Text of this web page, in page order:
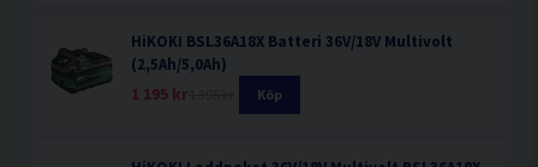
HiKOKI BSL36A18X Batteri 36V/18V Multivolt
(2,5Ah/5,0Ah)
1 195 kr Köp